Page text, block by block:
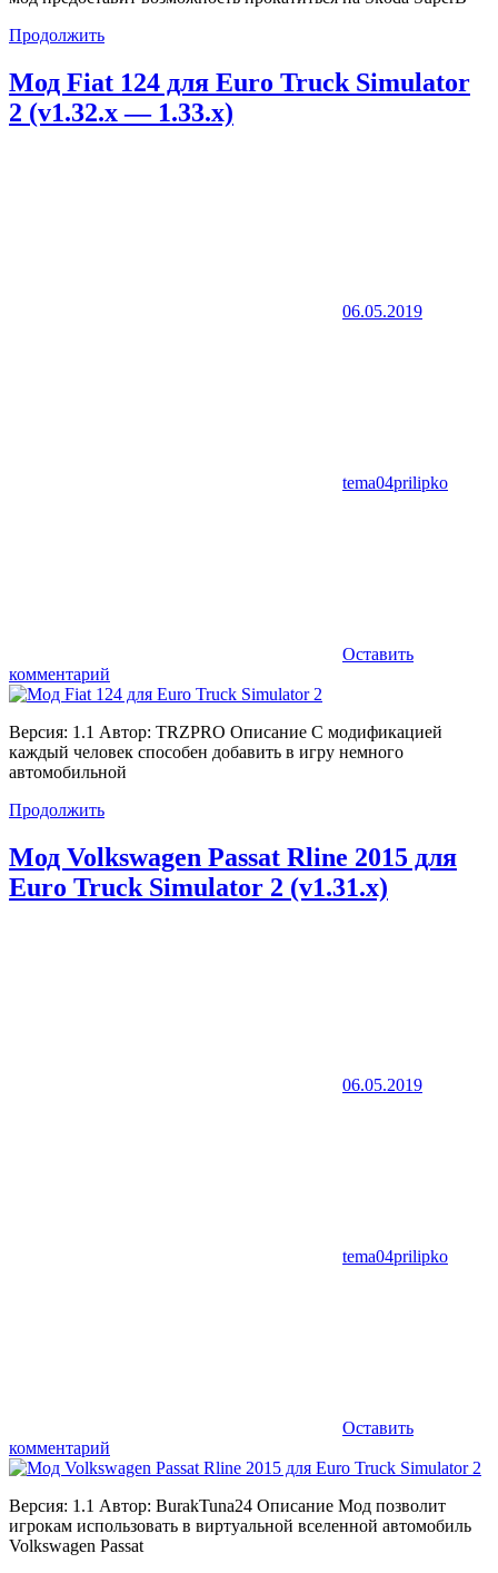
Продолжить
Мод Fiat 124 для Euro Truck Simulator
2 (v1.32.x — 1.33.x)
06.05.2019
tema04prilipko
Оставить
комментарий
Версия: 1.1 Автор: TRZPRO Описание С модификацией
каждый человек способен добавить в игру немного
автомобильной
Продолжить
Мод Volkswagen Passat Rline 2015 для
Euro Truck Simulator 2 (v1.31.x)
06.05.2019
tema04prilipko
Оставить
комментарий
Версия: 1.1 Автор: BurakTuna24 Описание Мод позволит
игрокам использовать в виртуальной вселенной автомобиль
Volkswagen Passat